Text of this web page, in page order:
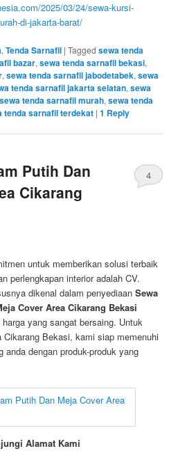
2025/03/24/sewa-kursi-
di-jakarta-barat/
,Tenda Sarnafil |Tagged sewa tenda
bazar,sewa tenda sarnafil bekasi,
,sewa tenda sarnafil jabodetabek,sewa
tenda sarnafil jakarta selatan,sewa
sewa tenda sarnafil murah,sewa tenda
tenda sarnafil terdekat |1 Reply
Putih Dan
Cikarang
4
untuk memberikan solusi terbaik
perlengkapan interior adalah CV.
dikenal dalam penyediaanSewa
Cover Area Cikarang Bekasi
yang sangat bersaing. Untuk
Cikarang Bekasi, kami siap memenuhi
anda dengan produk-produk yang
Alamat Kami